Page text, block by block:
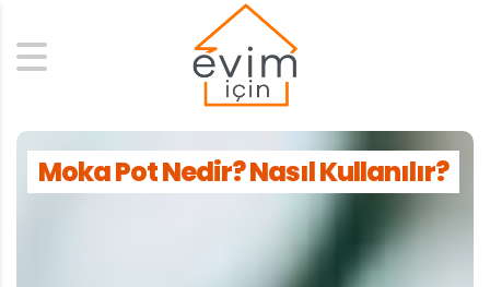
Search
Moka Pot Nedir? Nasıl Kullanılır?